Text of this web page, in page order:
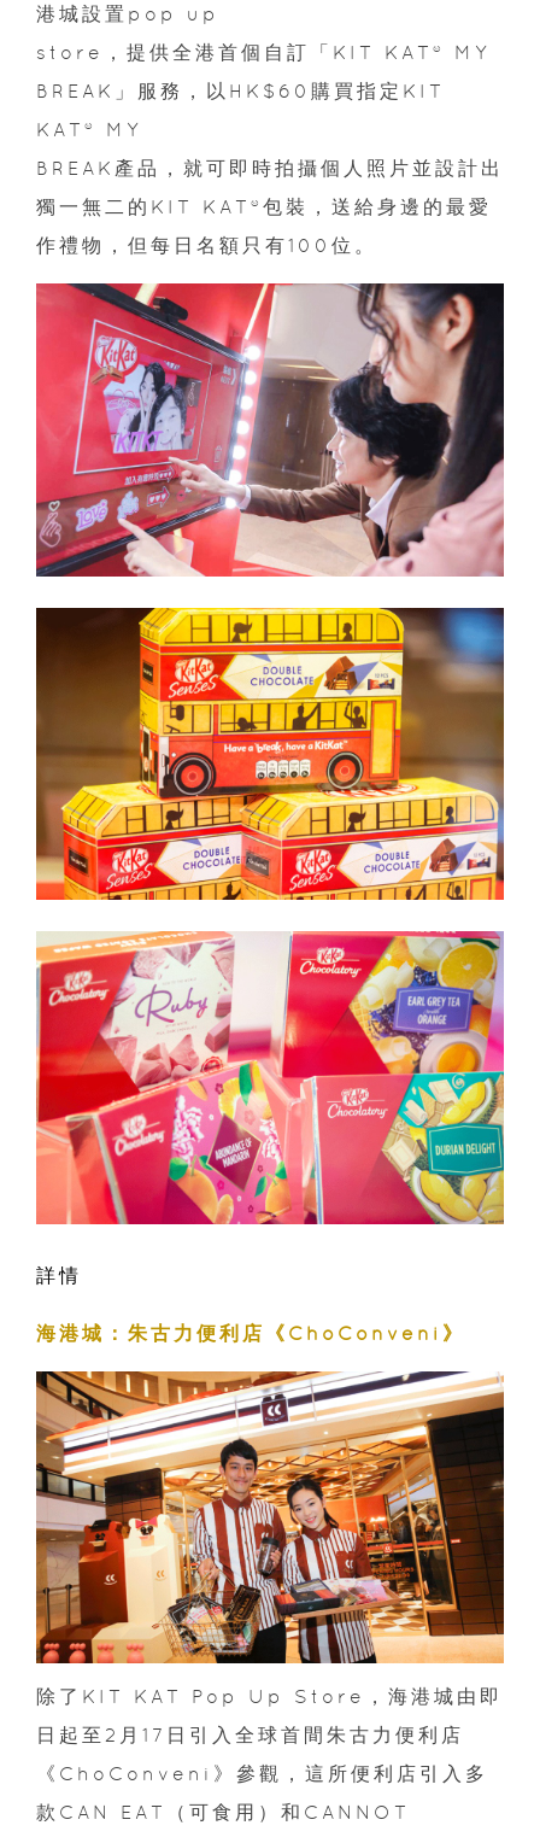
港城設置 pop up
store
，提供全港首個自訂「 KIT KAT® MY
BREAK 」服務，以 HK$60 購買指定 KIT
KAT® MY
BREAK 產品，就可即時拍攝個人照片並設計出
獨一無二的 KIT KAT® 包裝，送給身邊的最愛
作禮物，但每日名額只有100 位 。
詳情
海港城 ： 朱古力便利店《 ChoConveni 》
除了 KIT KAT Pop Up Store ，海港城 由即
日起至 2 月 17 日引入全球首間朱古力便利店
《 ChoConveni 》參觀，這所便利店引入多
款 CAN EAT （可食用）和 CANNOT